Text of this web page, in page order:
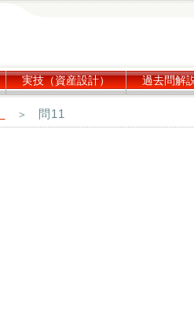
実技（資産設計） 過去問解
＞ 問11